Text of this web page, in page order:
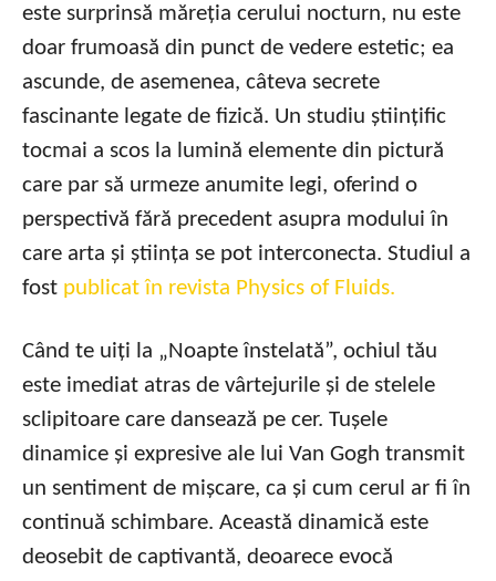
este surprinsă măreția cerului nocturn, nu este
doar frumoasă din punct de vedere estetic; ea
ascunde, de asemenea, câteva secrete
fascinante legate de fizică. Un studiu științific
tocmai a scos la lumină elemente din pictură
care par să urmeze anumite legi, oferind o
perspectivă fără precedent asupra modului în
care arta și știința se pot interconecta. Studiul a
fost publicat în revista Physics of Fluids.
Când te uiți la „Noapte înstelată”, ochiul tău
este imediat atras de vârtejurile și de stelele
sclipitoare care dansează pe cer. Tușele
dinamice și expresive ale lui Van Gogh transmit
un sentiment de mișcare, ca și cum cerul ar fi în
continuă schimbare. Această dinamică este
deosebit de captivantă, deoarece evocă